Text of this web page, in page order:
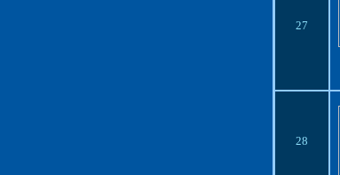
27
28